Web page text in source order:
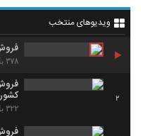
ویدیوهای منتخب
۳۷۸ بازدید
2 کشور
۳۲۲ بازدید